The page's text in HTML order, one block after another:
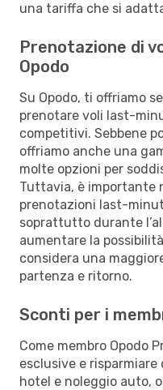
una tariffa che si
Prenotazione di
Opodo
Su Opodo, ti offriamo
prenotare voli last-
competitivi. Sebbene
offriamo anche una
molte opzioni per
Tuttavia, è importante
prenotazioni last-
soprattutto durante
aumentare la
considera una
partenza e ritorno.
Sconti per i
Come membro Opodo
esclusive e
hotel e noleggio auto,